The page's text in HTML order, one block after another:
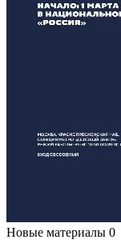
Новые материалы 0